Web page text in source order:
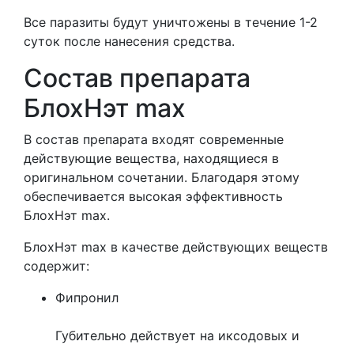
Все паразиты будут уничтожены в течение 1-2
суток после нанесения средства.
Состав препарата
БлохНэт max
В состав препарата входят современные
действующие вещества, находящиеся в
оригинальном сочетании. Благодаря этому
обеспечивается высокая эффективность
БлохНэт max.
БлохНэт max в качестве действующих веществ
содержит:
Фипронил
Губительно действует на иксодовых и